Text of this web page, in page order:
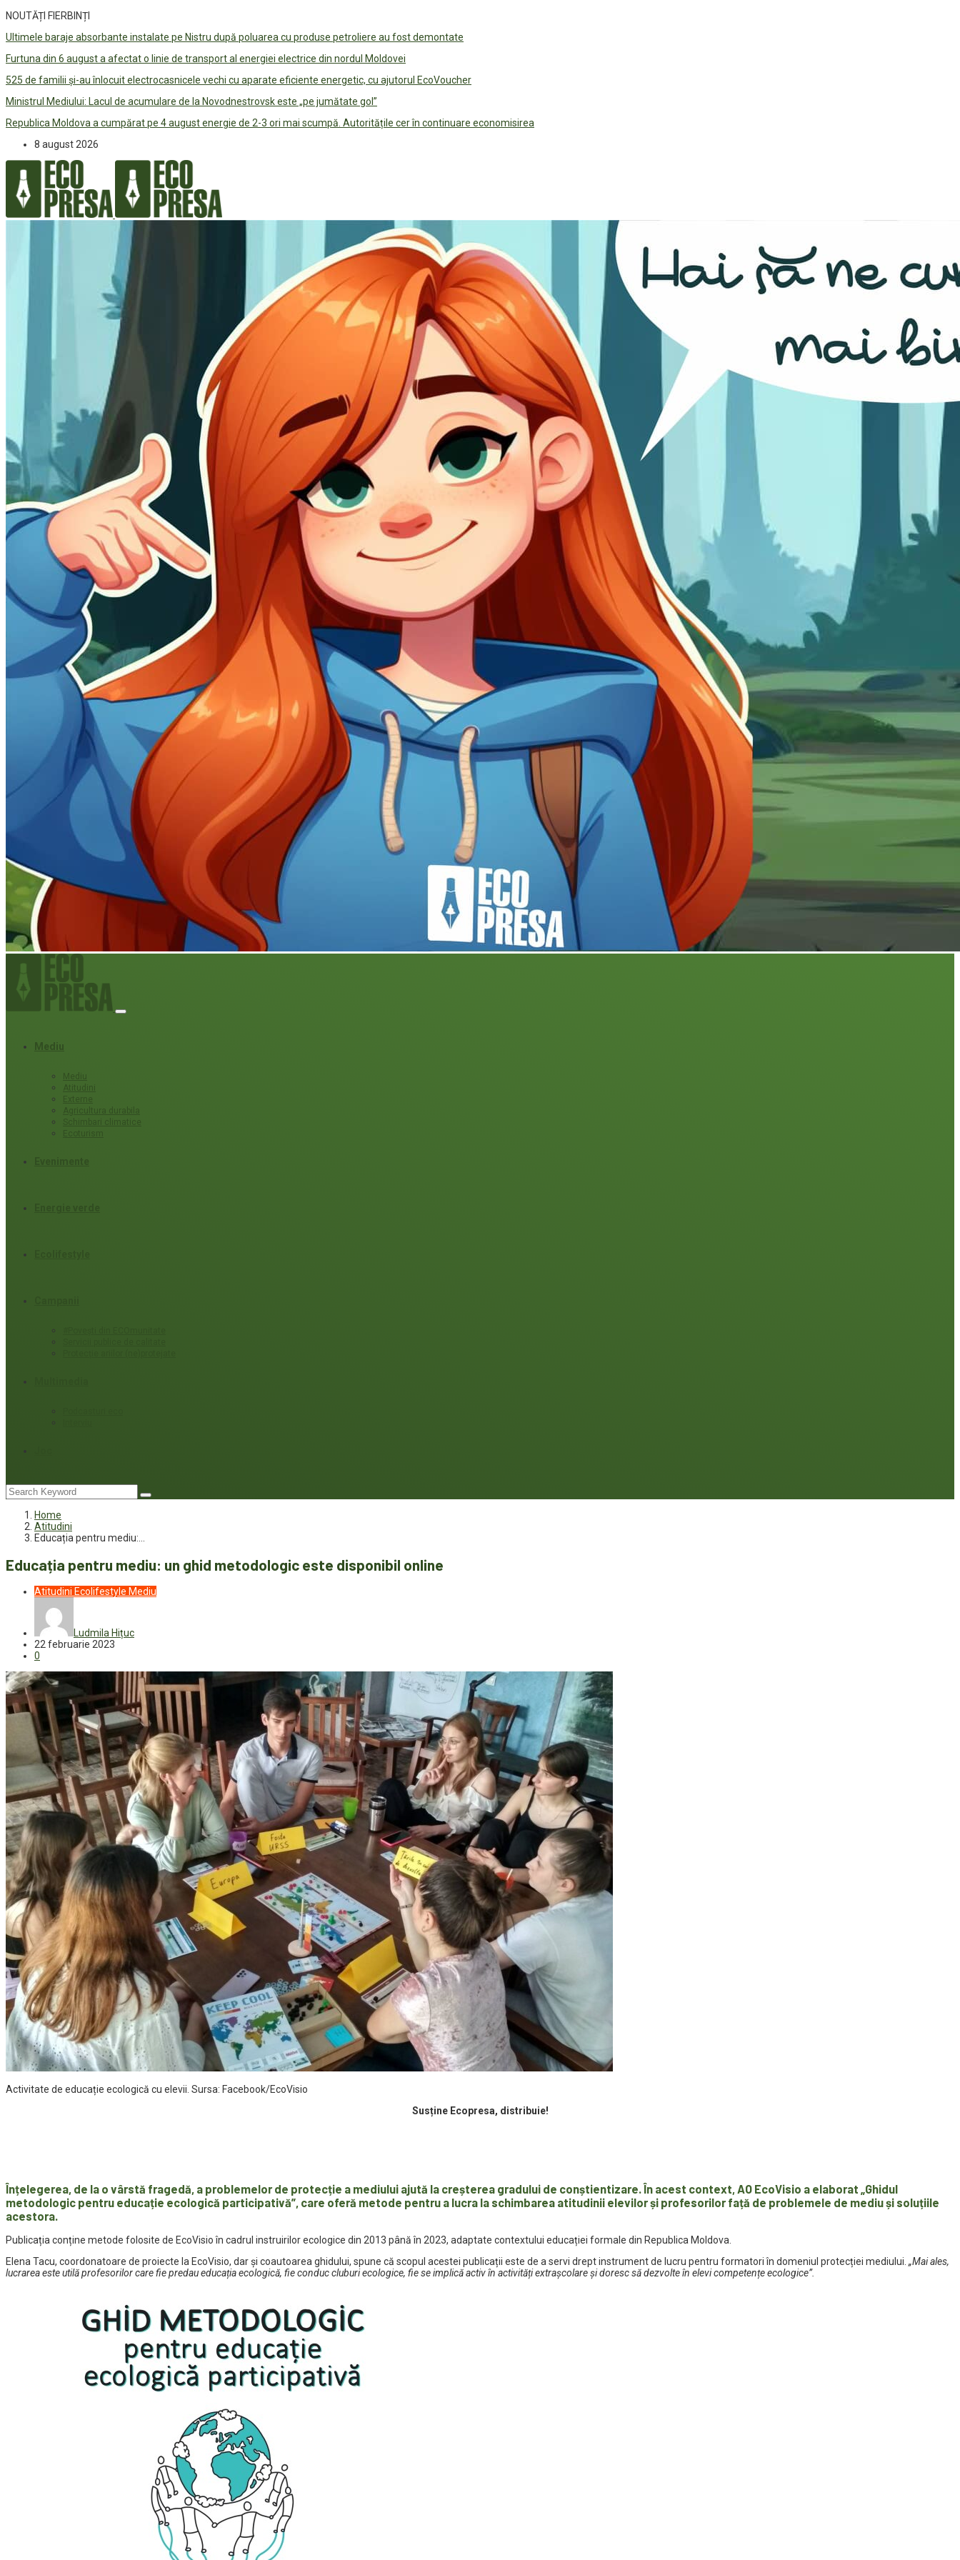
NOUTĂȚI FIERBINȚI
Ultimele baraje absorbante instalate pe Nistru după poluarea cu produse petroliere au fost demontate
Furtuna din 6 august a afectat o linie de transport al energiei electrice din nordul Moldovei
525 de familii și-au înlocuit electrocasnicele vechi cu aparate eficiente energetic, cu ajutorul EcoVoucher
Ministrul Mediului: Lacul de acumulare de la Novodnestrovsk este „pe jumătate gol”
Republica Moldova a cumpărat pe 4 august energie de 2-3 ori mai scumpă. Autoritățile cer în continuare economisirea
8 august 2026
Mediu
Mediu
Atitudini
Externe
Agricultura durabila
Schimbari climatice
Ecoturism
Home
Atitudini
Educația pentru mediu:…
Educația pentru mediu: un ghid metodologic este disponibil online
Atitudini Ecolifestyle Mediu
Ludmila Hițuc
22 februarie 2023
0
Activitate de educație ecologică cu elevii. Sursa: Facebook/EcoVisio
Susține Ecopresa, distribuie!
Înțelegerea, de la o vârstă fragedă, a problemelor de protecție a mediului ajută la creșterea gradului de conștientizare. În acest context, AO EcoVisio a elaborat „Ghidul
metodologic pentru educație ecologică participativă”, care oferă metode pentru a lucra la schimbarea atitudinii elevilor și profesorilor față de problemele de mediu și soluțiile
acestora.
Publicația conține metode folosite de EcoVisio în cadrul instruirilor ecologice din 2013 până în 2023, adaptate contextului educației formale din Republica Moldova.
Elena Tacu, coordonatoare de proiecte la EcoVisio, dar și coautoarea ghidului, spune că scopul acestei publicații este de a servi drept instrument de lucru pentru formatori în domeniul protecției mediului. „Mai ales,
lucrarea este utilă profesorilor care fie predau educația ecologică, fie conduc cluburi ecologice, fie se implică activ în activități extrașcolare și doresc să dezvolte în elevi competențe ecologice”.